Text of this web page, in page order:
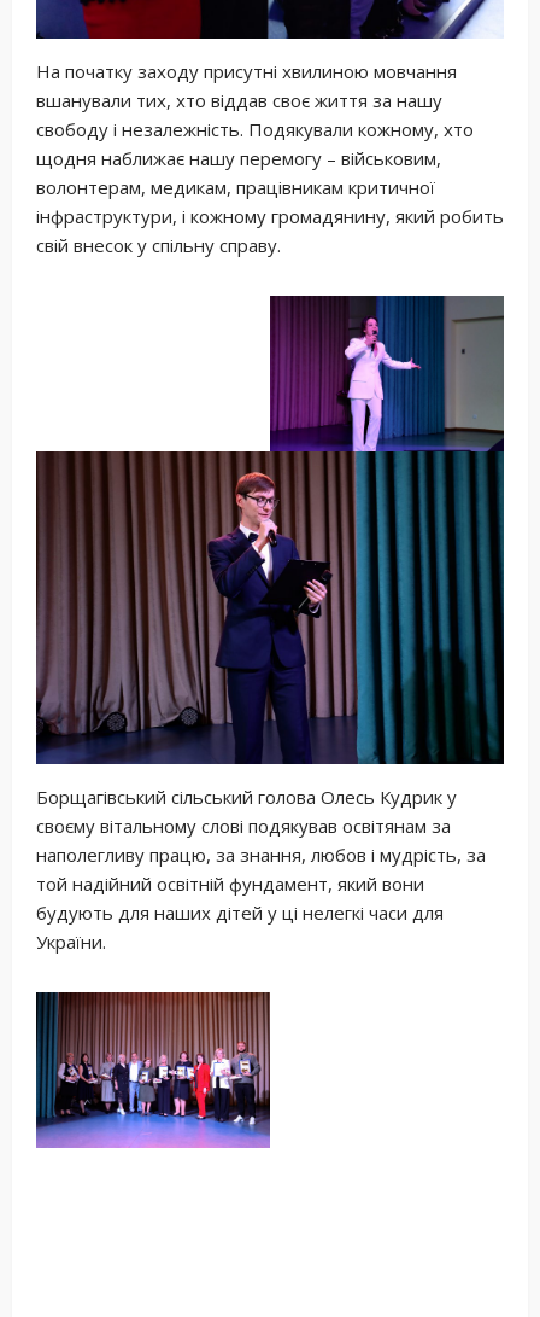
На початку заходу присутні хвилиною мовчання
вшанували тих, хто віддав своє життя за нашу
свободу і незалежність. Подякували кожному, хто
щодня наближає нашу перемогу – військовим,
волонтерам, медикам, працівникам критичної
інфраструктури, і кожному громадянину, який робить
свій внесок у спільну справу.
Борщагівський сільський голова Олесь Кудрик у
своєму вітальному слові подякував освітянам за
наполегливу працю, за знання, любов і мудрість, за
той надійний освітній фундамент, який вони
будують для наших дітей у ці нелегкі часи для
України.